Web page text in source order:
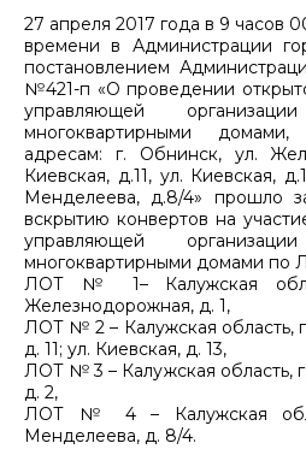
27 апреля 2017 года в 9 часов
времени в Администрации
постановлением
№421-п «О проведении
управляющей
многоквартирными
адресам: г. Обнинск, ул.
Киевская, д.11, ул. Киевская,
Менделеева, д.8/4» прошло
вскрытию конвертов на
управляющей
многоквартирными домами по
ЛОТ № 1– Калужская
Железнодорожная, д. 1,
ЛОТ № 2 – Калужская область,
д. 11; ул. Киевская, д. 13,
ЛОТ № 3 – Калужская область,
д. 2,
ЛОТ № 4 – Калужская
Менделеева, д. 8/4.